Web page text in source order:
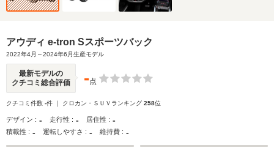
アウディ e-tron Sスポーツバック
2022年4月～2024年6月生産モデル
最新モデルの
クチコミ総合評価
-点
クチコミ件数 -件 ｜ クロカン・ＳＵＶランキング 258位
デザイン : - 走行性 : - 居住性 : -
積載性 : - 運転しやすさ : - 維持費 : -